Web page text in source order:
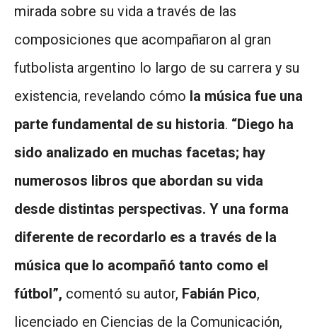
mirada sobre su vida a través de las
composiciones que acompañaron al gran
futbolista argentino lo largo de su carrera y su
existencia, revelando cómo la música fue una
parte fundamental de su historia. “Diego ha
sido analizado en muchas facetas; hay
numerosos libros que abordan su vida
desde distintas perspectivas. Y una forma
diferente de recordarlo es a través de la
música que lo acompañó tanto como el
fútbol”, comentó su autor, Fabián Pico,
licenciado en Ciencias de la Comunicación,